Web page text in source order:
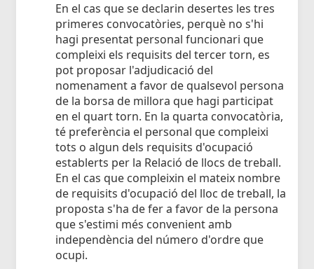
En el cas que se declarin desertes les tres
primeres convocatòries, perquè no s'hi
hagi presentat personal funcionari que
compleixi els requisits del tercer torn, es
pot proposar l'adjudicació del
nomenament a favor de qualsevol persona
de la borsa de millora que hagi participat
en el quart torn. En la quarta convocatòria,
té preferència el personal que compleixi
tots o algun dels requisits d'ocupació
establerts per la Relació de llocs de treball.
En el cas que compleixin el mateix nombre
de requisits d'ocupació del lloc de treball, la
proposta s'ha de fer a favor de la persona
que s'estimi més convenient amb
independència del número d'ordre que
ocupi.